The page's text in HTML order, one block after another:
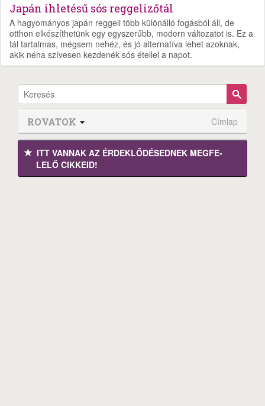
Japán ihletésű sós reggelizőtál
A hagyományos japán reggeli több különálló fogásból áll, de
otthon elkészíthetünk egy egyszerűbb, modern változatot is. Ez a
tál tartalmas, mégsem nehéz, és jó alternatíva lehet azoknak,
akik néha szívesen kezdenék sós étellel a napot.
ROVATOK Címlap
ITT VANNAK AZ ÉRDEK­LŐDÉ­SEDNEK MEGFE­
LELŐ CIKKEID!